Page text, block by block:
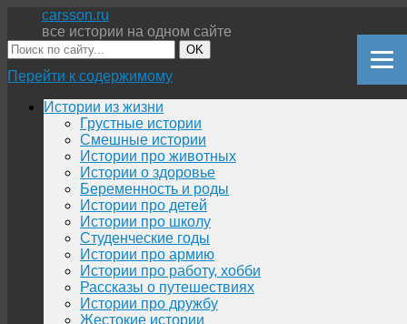
carsson.ru
все истории на одном сайте
OK
Перейти к содержимому
Истории из жизни
Грустные истории
Смешные истории
Истории про животных
Истории о здоровье
Беременность и роды
Истории про детей
Истории про школу
Студенческие годы
Истории про армию
Истории про работу, хобби
Рассказы о путешествиях
Истории про дружбу
Жестокие истории